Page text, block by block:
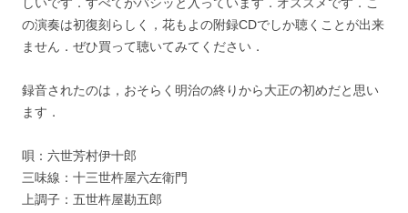
しいです．すべてがバシッと入っています．オススメです．こ
の演奏は初復刻らしく，花もよの附録CDでしか聴くことが出来
ません．ぜひ買って聴いてみてください．
録音されたのは，おそらく明治の終りから大正の初めだと思い
ます．
唄：六世芳村伊十郎
三味線：十三世杵屋六左衛門
上調子：五世杵屋勘五郎